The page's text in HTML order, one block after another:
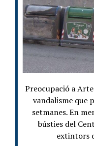
Preocupació a
vandalisme que
setmanes. En
bústies del
extintors